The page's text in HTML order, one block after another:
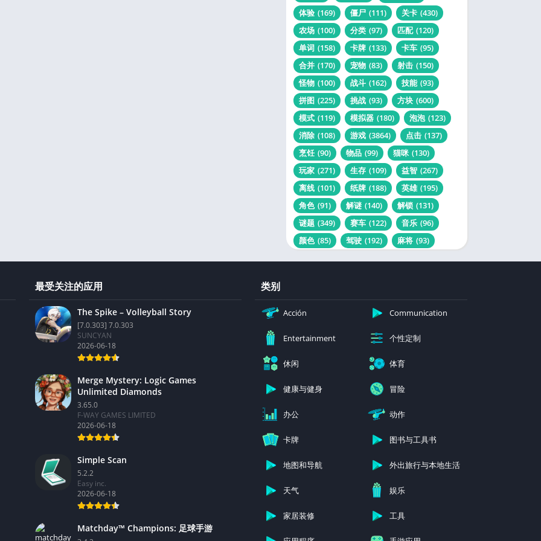
体验 (169) 僵尸 (111) 关卡 (430)
农场 (100) 分类 (97) 匹配 (120)
单词 (158) 卡牌 (133) 卡车 (95)
合并 (170) 宠物 (83) 射击 (150)
怪物 (100) 战斗 (162) 技能 (93)
拼图 (225) 挑战 (93) 方块 (600)
模式 (119) 模拟器 (180) 泡泡 (123)
消除 (108) 游戏 (3864) 点击 (137)
烹饪 (90) 物品 (99) 猫咪 (130)
玩家 (271) 生存 (109) 益智 (267)
离线 (101) 纸牌 (188) 英雄 (195)
角色 (91) 解谜 (140) 解锁 (131)
谜题 (349) 赛车 (122) 音乐 (96)
颜色 (85) 驾驶 (192) 麻将 (93)
最受关注的应用
The Spike – Volleyball Story
[7.0.303] 7.0.303
SUNCYAN
2026-06-18
Merge Mystery: Logic Games
Unlimited Diamonds
3.65.0
F-WAY GAMES LIMITED
2026-06-18
Simple Scan
5.2.2
Easy inc.
2026-06-18
Matchday™ Champions: 足球手游
类别
Acción Communication
Entertainment 个性定制
休闲 体育
健康与健身 冒险
办公 动作
卡牌 图书与工具书
地图和导航 外出旅行与本地生活
天气 娱乐
家居装修 工具